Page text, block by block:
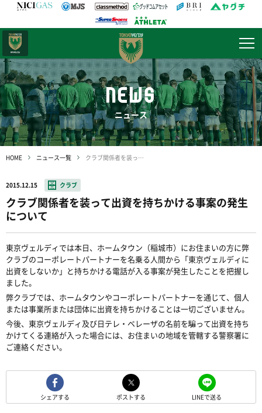
NEWS
ニュース
HOME ニュース一覧 クラブ関係者を装って出資を持ちかける事案の発生について
2015.12.15 クラブ
クラブ関係者を装って出資を持ちかける事案の発生
について
東京ヴェルディでは本日、ホームタウン（稲城市）にお住まいの方に弊
クラブのコーポレートパートナーを名乗る人間から「東京ヴェルディに
出資をしないか」と持ちかける電話が入る事案が発生したことを把握し
ました。
弊クラブでは、ホームタウンやコーポレートパートナーを通じて、個人
または事業所または団体に出資を持ちかけることは一切ございません。
今後、東京ヴェルディ及び日テレ・ベレーザの名前を騙って出資を持ち
かけてくる連絡が入った場合には、お住まいの地域を管轄する警察署に
ご連絡ください。
シェアする ポストする LINEで送る